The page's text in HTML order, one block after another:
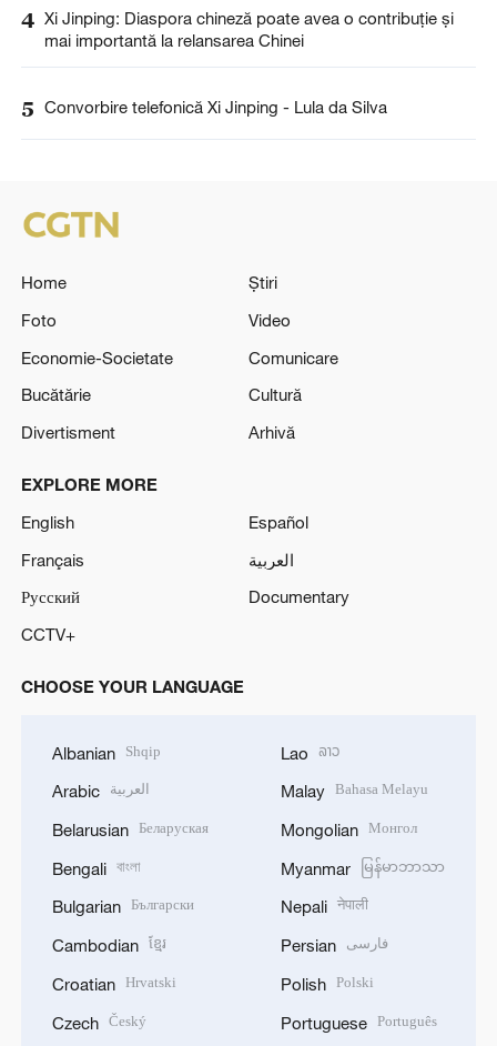
4 Xi Jinping: Diaspora chineză poate avea o contribuție și
mai importantă la relansarea Chinei
5 Convorbire telefonică Xi Jinping - Lula da Silva
Home
Știri
Foto
Video
Economie-Societate
Comunicare
Bucătărie
Cultură
Divertisment
Arhivă
EXPLORE MORE
English
Español
Français
العربية
Русский
Documentary
CCTV+
CHOOSE YOUR LANGUAGE
Albanian Shqip
Arabic العربية
Belarusian Беларуская
Bengali বাংলা
Bulgarian Български
Cambodian ខ្មែរ
Croatian Hrvatski
Czech Český
Lao ລາວ
Malay Bahasa Melayu
Mongolian Монгол
Myanmar မြန်မာဘာသာ
Nepali नेपाली
Persian فارسی
Polish Polski
Portuguese Português